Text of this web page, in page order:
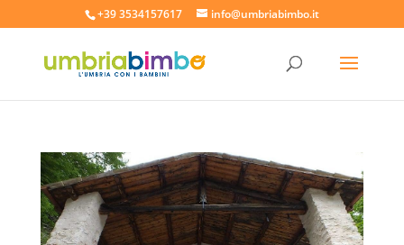
+39 3534157617 info@umbriabimbo.it